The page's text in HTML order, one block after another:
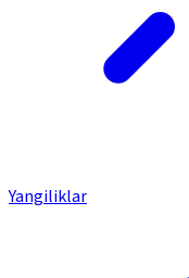
Yangiliklar